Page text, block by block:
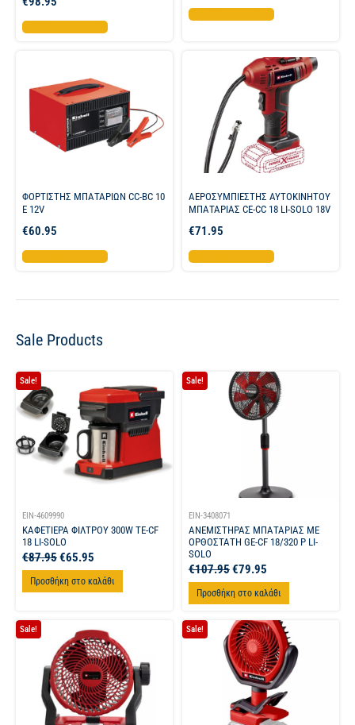
Προσθήκη στο καλάθι
Προσθήκη στο καλάθι
ΦΟΡΤΙΣΤΗΣ ΜΠΑΤΑΡΙΩΝ CC-BC 10
E 12V
€60.95
Προσθήκη στο καλάθι
ΑΕΡΟΣΥΜΠΙΕΣΤΗΣ ΑΥΤΟΚΙΝΗΤΟΥ
ΜΠΑΤΑΡΙΑΣ CE-CC 18 LI-SOLO 18V
€71.95
Προσθήκη στο καλάθι
Sale Products
Sale!
EIN-4609990
ΚΑΦΕΤΙΕΡΑ ΦΙΛΤΡΟΥ 300W TE-CF
18 LI-SOLO
€87.95€65.95
Προσθήκη στο καλάθι
Sale!
EIN-3408071
ΑΝΕΜΙΣΤΗΡΑΣ ΜΠΑΤΑΡΙΑΣ ΜΕ
ΟΡΘΟΣΤΑΤΗ GE-CF 18/320 P LI-
SOLO
€107.95€79.95
Προσθήκη στο καλάθι
Sale! Sale!